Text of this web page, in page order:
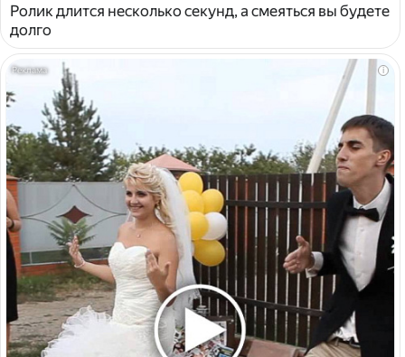
Ролик длится несколько секунд, а смеяться вы будете
долго
i